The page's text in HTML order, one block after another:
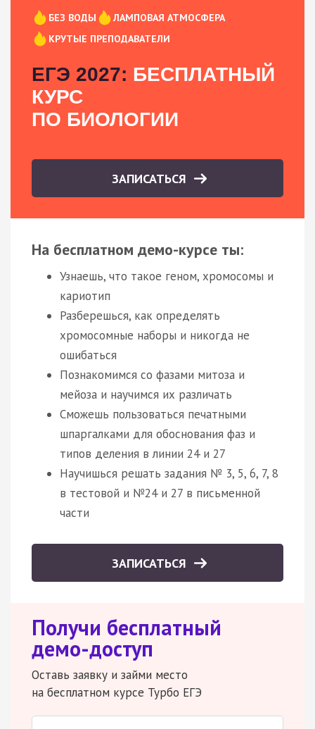
БЕЗ ВОДЫ
ЛАМПОВАЯ АТМОСФЕРА
КРУТЫЕ ПРЕПОДАВАТЕЛИ
ЕГЭ 2027: БЕСПЛАТНЫЙ
КУРС
ПО БИОЛОГИИ
ЗАПИСАТЬСЯ
На бесплатном демо-курсе ты:
Узнаешь, что такое геном, хромосомы и
кариотип
Разберешься, как определять
хромосомные наборы и никогда не
ошибаться
Познакомимся со фазами митоза и
мейоза и научимся их различать
Сможешь пользоваться печатными
шпаргалками для обоснования фаз и
типов деления в линии 24 и 27
Научишься решать задания № 3, 5, 6, 7, 8
в тестовой и №24 и 27 в письменной
части
ЗАПИСАТЬСЯ
Получи бесплатный
демо-доступ
Оставь заявку и займи место
на бесплатном курсе Турбо ЕГЭ